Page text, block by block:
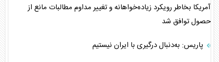
آمریکا بخاطر رویکرد زیاده‌خواهانه و تغییر مداوم مطالبات مانع از
حصول توافق شد
پاریس: به‌دنبال درگیری با ایران نیستیم